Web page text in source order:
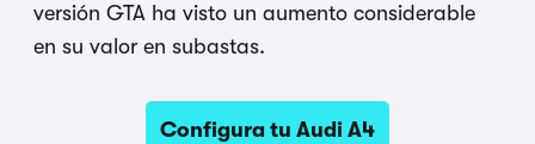
versión GTA ha visto un aumento considerable
en su valor en subastas.
Configura tu Audi A4